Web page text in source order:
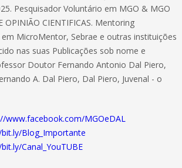
Pesquisador Voluntário em MGO & MGO
OPINIÃO CIENTIFICAS. Mentoring
MicroMentor, Sebrae e outras instituições
nas suas Publicações sob nome e
Doutor Fernando Antonio Dal Piero,
A. Dal Piero, Dal Piero, Juvenal - o
www.facebook.com/MGOeDAL
Blog_Importante
Canal_YouTUBE